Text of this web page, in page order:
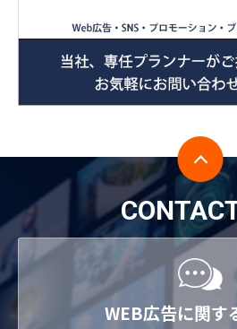
WEB広告に関す